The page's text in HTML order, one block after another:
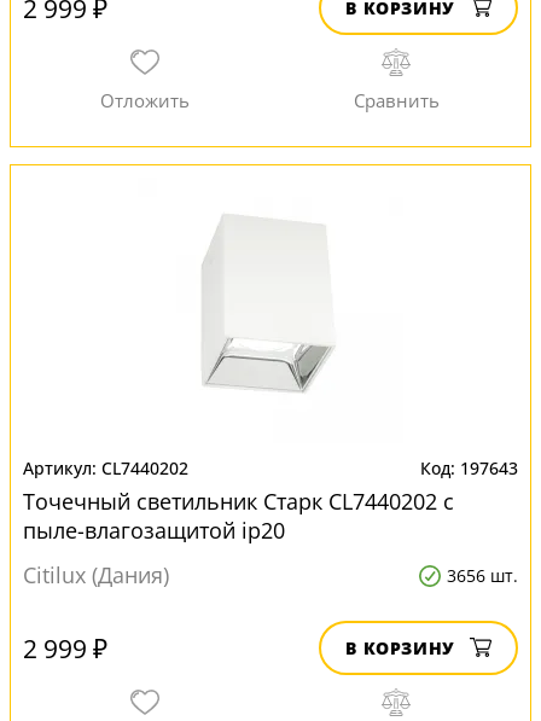
2 999 ₽ В КОРЗИНУ
CL7440202 197643
Точечный светильник Старк CL7440202 с
пыле-влагозащитой ip20
Citilux (Дания)
3656 шт.
2 999 ₽ В КОРЗИНУ